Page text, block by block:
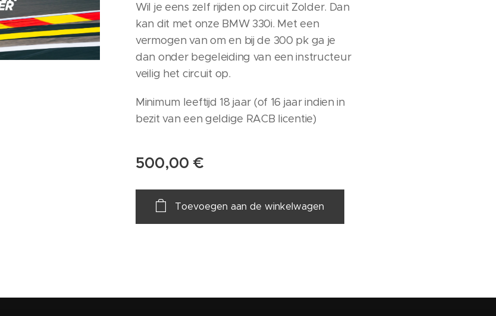
Wil je eens zelf rijden op circuit Zolder. Dan
kan dit met onze BMW 330i. Met een
vermogen van om en bij de 300 pk ga je
dan onder begeleiding van een instructeur
veilig het circuit op.
Minimum leeftijd 18 jaar (of 16 jaar indien in
bezit van een geldige RACB licentie)
500,00 €
Toevoegen aan de winkelwagen